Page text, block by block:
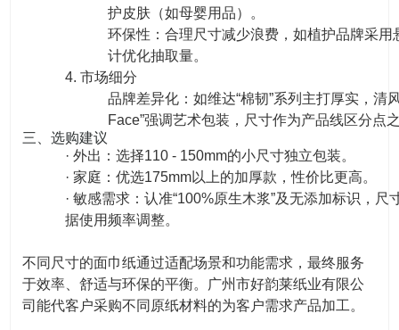
护皮肤（如母婴用品）。
环保性：合理尺寸减少浪费，如植护品牌采用
计优化抽取量。
4. 市场细分
品牌差异化：如维达“棉韧”系列主打厚实，清
Face”强调艺术包装，尺寸作为产品线区分点
三、选购建议
· 外出：选择110 - 150mm的小尺寸独立包装。
· 家庭：优选175mm以上的加厚款，性价比更高。
· 敏感需求：认准“100%原生木浆”及无添加标识，尺
据使用频率调整。
不同尺寸的面巾纸通过适配场景和功能需求，最终服务
于效率、舒适与环保的平衡。广州市好韵莱纸业有限公
司能代客户采购不同原纸材料的为客户需求产品加工。